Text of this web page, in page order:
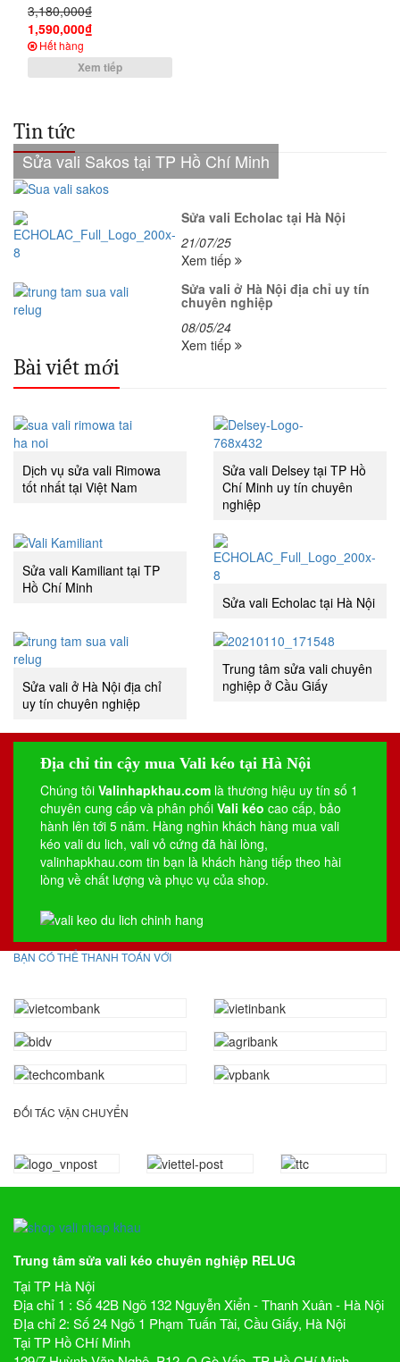
3,180,000₫
1,590,000₫
Hết hàng
Xem tiếp
Tin tức
Sửa vali Sakos tại TP Hồ Chí Minh
Sửa vali Echolac tại Hà Nội
21/07/25
Xem tiếp
Sửa vali ở Hà Nội địa chỉ uy tín
chuyên nghiệp
08/05/24
Xem tiếp
Bài viết mới
Dịch vụ sửa vali Rimowa
tốt nhất tại Việt Nam
Sửa vali Delsey tại TP Hồ
Chí Minh uy tín chuyên
nghiệp
Sửa vali Kamiliant tại TP
Hồ Chí Minh
Sửa vali Echolac tại Hà Nội
Sửa vali ở Hà Nội địa chỉ
uy tín chuyên nghiệp
Trung tâm sửa vali chuyên
nghiệp ở Cầu Giấy
Địa chỉ tin cậy mua Vali kéo tại Hà Nội
Chúng tôi Valinhapkhau.com là thương hiệu uy tín số 1
chuyên cung cấp và phân phối Vali kéo cao cấp, bảo
hành lên tới 5 năm. Hàng nghìn khách hàng mua vali
kéo vali du lich, vali vỏ cứng đã hài lòng,
valinhapkhau.com tin bạn là khách hàng tiếp theo hài
lòng về chất lượng và phục vụ của shop.
BẠN CÓ THỂ THANH TOÁN VỚI
ĐỐI TÁC VẬN CHUYỂN
Trung tâm sửa vali kéo chuyên nghiệp RELUG
Tại TP Hà Nội
Địa chỉ 1 : Số 42B Ngõ 132 Nguyễn Xiển - Thanh Xuân - Hà Nội
ĐỊa chỉ 2: Số 24 Ngõ 1 Phạm Tuấn Tài, Cầu Giấy, Hà Nội
Tại TP Hồ CHí Minh